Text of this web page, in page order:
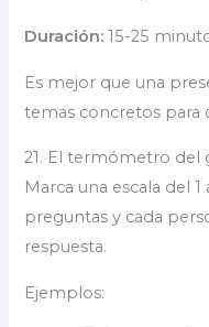
Duración: 15-25
Es mejor que una
temas concretos para
21. El termómetro del
Marca una escala del
preguntas y cada
respuesta.
Ejemplos: